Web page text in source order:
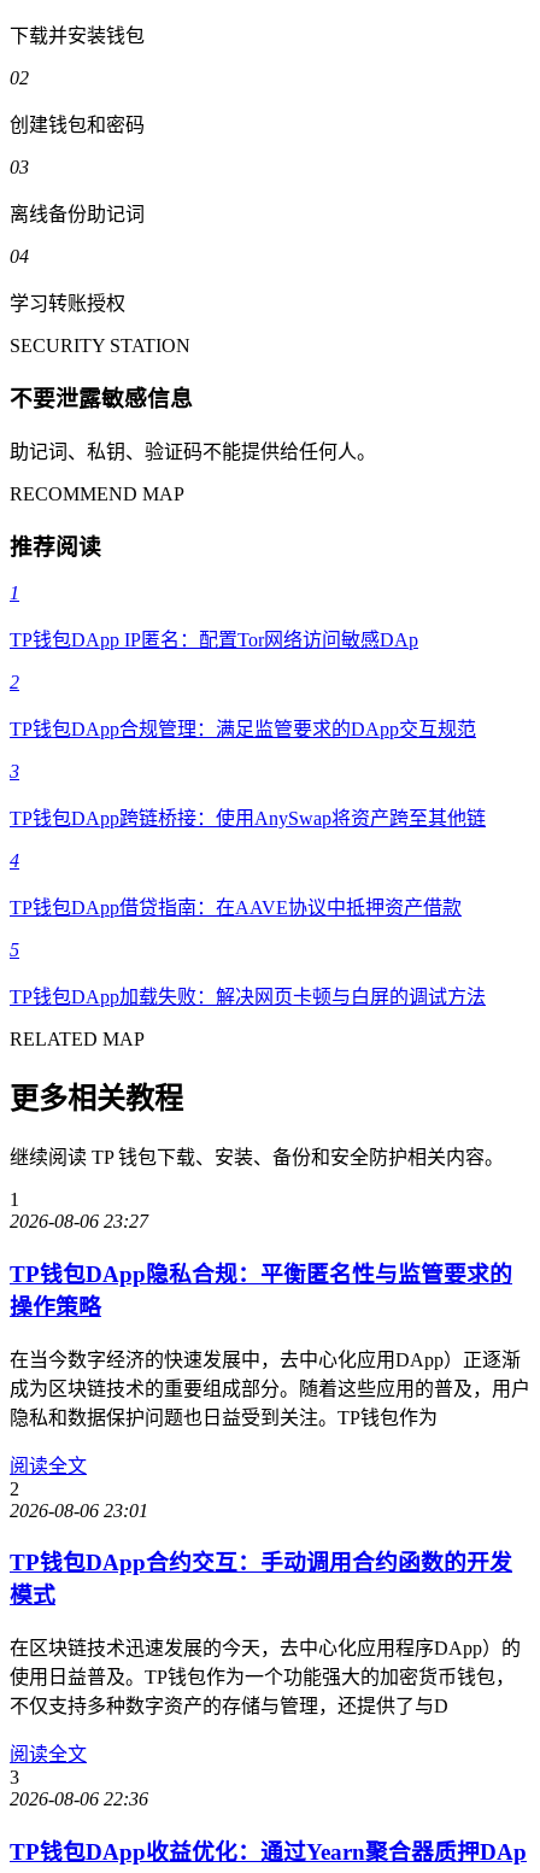
下载并安装钱包
02
创建钱包和密码
03
离线备份助记词
04
学习转账授权
SECURITY STATION
不要泄露敏感信息
助记词、私钥、验证码不能提供给任何人。
RECOMMEND MAP
推荐阅读
1
TP钱包DApp IP匿名：配置Tor网络访问敏感DAp
2
TP钱包DApp合规管理：满足监管要求的DApp交互规范
3
TP钱包DApp跨链桥接：使用AnySwap将资产跨至其他链
4
TP钱包DApp借贷指南：在AAVE协议中抵押资产借款
5
TP钱包DApp加载失败：解决网页卡顿与白屏的调试方法
RELATED MAP
更多相关教程
继续阅读 TP 钱包下载、安装、备份和安全防护相关内容。
1
2026-08-06 23:27
TP钱包DApp隐私合规：平衡匿名性与监管要求的
操作策略
在当今数字经济的快速发展中，去中心化应用DApp）正逐渐
成为区块链技术的重要组成部分。随着这些应用的普及，用户
隐私和数据保护问题也日益受到关注。TP钱包作为
阅读全文
2
2026-08-06 23:01
TP钱包DApp合约交互：手动调用合约函数的开发
模式
在区块链技术迅速发展的今天，去中心化应用程序DApp）的
使用日益普及。TP钱包作为一个功能强大的加密货币钱包，
不仅支持多种数字资产的存储与管理，还提供了与D
阅读全文
3
2026-08-06 22:36
TP钱包DApp收益优化：通过Yearn聚合器质押DAp